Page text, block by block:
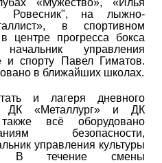
«Мужество», «Илья
Ровесник", на лыжно-
в спортивном
центре прогресса бокса
управления
и спорту Павел Гиматов.
в ближайших школах.
и лагеря дневного
ДК «Металлург» и ДК
всё оборудовано
безопасности,
управления культуры
В течение смены